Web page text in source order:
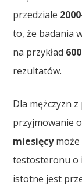
przedziale
to, że badania
na przykład
rezultatów.
Dla mężczyzn
przyjmowanie
miesięcymoże
testosteronu o
istotne jest